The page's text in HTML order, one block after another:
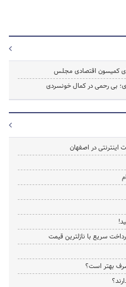
کمیسون اقتصادی مجلس
بی رحمی در کمال خونسردی
در اصفهان
سریع با نازلترین قیمت
بهتر است؟